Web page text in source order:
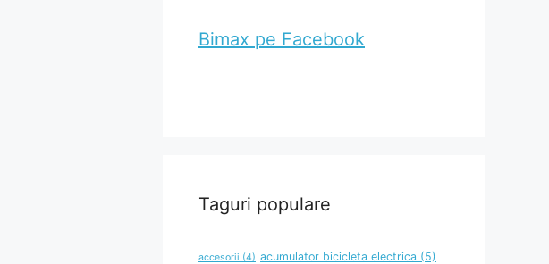
Bimax pe Facebook
Taguri populare
accesorii (4) acumulator bicicleta electrica (5)